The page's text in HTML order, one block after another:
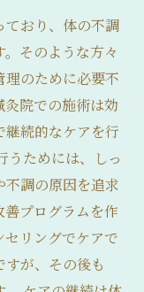
ており、体の不調
そのような方々
理のために必要不
院での施術は効
続的なケアを行
うためには、しっ
調の原因を追求
プログラムを作
リングでケアで
が、その後も